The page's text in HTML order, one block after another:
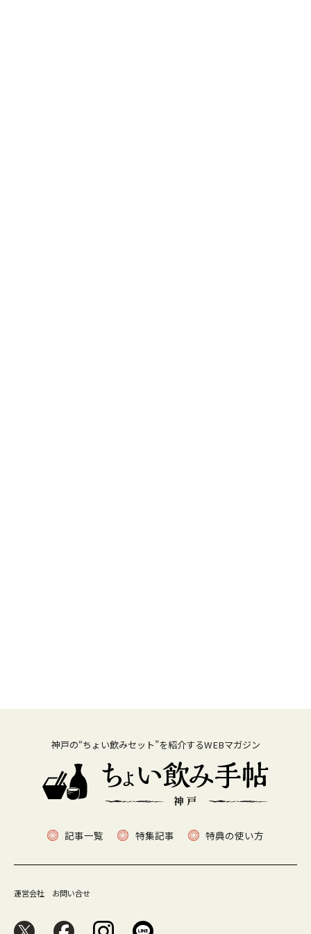
神戸の“ちょい飲みセット”を紹介するWEBマガジン
記事一覧 特集記事 特典の使い方
運営会社 お問い合せ